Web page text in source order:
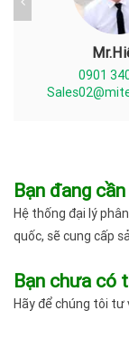
0901
Bạn đang
Hệ thống đại lý
quốc, sẽ cung cấp
Bạn chưa có
Hãy để chúng tôi tư